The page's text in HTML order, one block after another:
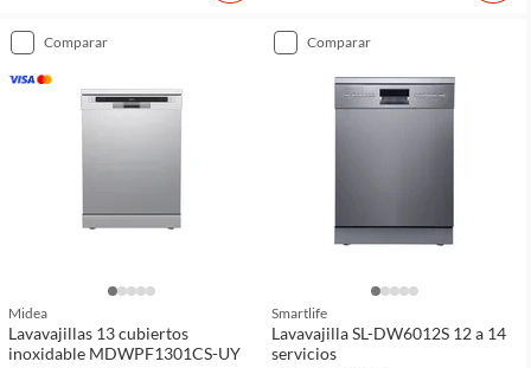
comparar
Midea
Lavavajillas 13 cubiertos
inoxidable MDWPF1301CS-UY
comparar
Smartlife
Lavavajilla SL-DW6012S 12 a 14
servicios